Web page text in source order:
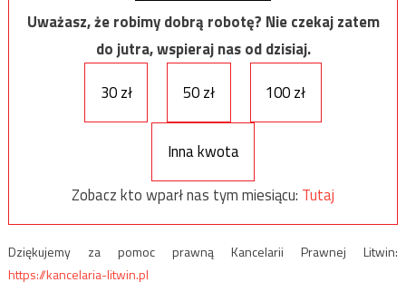
Uważasz, że robimy dobrą robotę? Nie czekaj zatem
do jutra, wspieraj nas od dzisiaj.
30 zł
50 zł 100 zł
Inna kwota
Zobacz kto wparł nas tym miesiącu: Tutaj
Dziękujemy za pomoc prawną Kancelarii Prawnej Litwin:
https://kancelaria-litwin.pl